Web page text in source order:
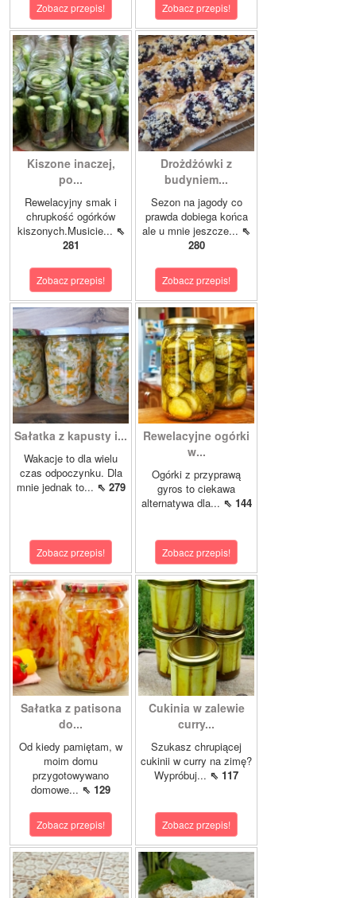
Zobacz przepis! Zobacz przepis!
Kiszone inaczej,
po...
Rewelacyjny smak i
chrupkość ogórków
kiszonych.Musicie... ⇖
281
Zobacz przepis!
Drożdżówki z
budyniem...
Sezon na jagody co
prawda dobiega końca
ale u mnie jeszcze... ⇖
280
Zobacz przepis!
Sałatka z kapusty i...
Wakacje to dla wielu
czas odpoczynku. Dla
mnie jednak to... ⇖ 279
Zobacz przepis!
Rewelacyjne ogórki
w...
Ogórki z przyprawą
gyros to ciekawa
alternatywa dla... ⇖ 144
Zobacz przepis!
Sałatka z patisona
do...
Od kiedy pamiętam, w
moim domu
przygotowywano
domowe... ⇖ 129
Zobacz przepis!
Cukinia w zalewie
curry...
Szukasz chrupiącej
cukinii w curry na zimę?
Wypróbuj... ⇖ 117
Zobacz przepis!